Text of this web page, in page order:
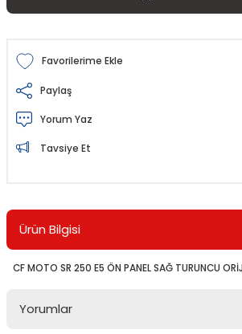
Paylaş
Yorum Yaz
Tavsiye Et
Ürün Bilgisi
CF MOTO SR 250 E5 ÖN PANEL SAĞ TURUNCU
Yorumlar